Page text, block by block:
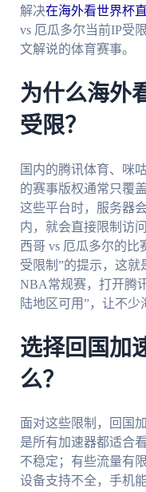
解决在海外看世界杯
vs 厄瓜多尔当前IP受
文解说的体育赛事。
为什么海外
受限？
国内的腾讯体育、咪
的赛事版权通常只覆
这些平台时，服务器
内，就会直接限制访
西哥 vs 厄瓜多尔的比
受限制”的提示，这
NBA常规赛，打开腾
陆地区可用”，让不少
选择回国加
么？
面对这些限制，回国
是所有加速器都适合
不稳定；有些流量有
设备支持不全，手机